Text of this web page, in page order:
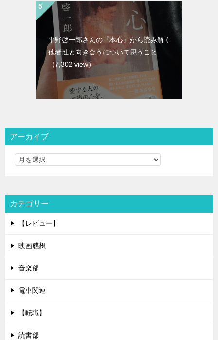
平野啓一郎さんの『本心』から読み解く
他者性と向き合うについて思うこと
（7,302 view）
アーカイブ
カテゴリー
【レビュー】
映画感想
音楽部
電車関連
【転職】
読書部